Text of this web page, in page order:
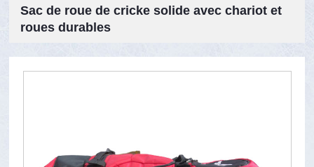
Sac de roue de cricke solide avec chariot et
roues durables